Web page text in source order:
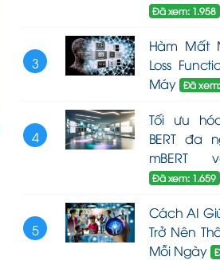
Đã xem: 1.958
3
Hàm Mất
Loss
Máy Đã
4
Tối ưu
BERT đa
mBERT
Đã xem: 1.659
5
Cách AI
Trở Nên
Mỗi Ngày